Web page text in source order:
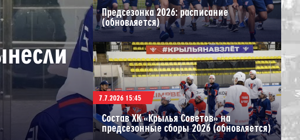
Предсезонка 2026: расписание
(обновляется)
7.7.2026 15:45
Состав ХК «Крылья Советов» на
предсезонные сборы 2026 (обновляется)